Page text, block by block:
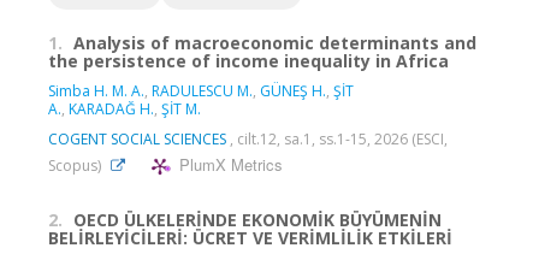
1. Analysis of macroeconomic determinants and
the persistence of income inequality in Africa
Simba H. M. A., RADULESCU M., GÜNEŞ H., ŞİT
A., KARADAĞ H., ŞİT M.
COGENT SOCIAL SCIENCES , cilt.12, sa.1, ss.1-15, 2026 (ESCI,
Scopus)
PlumX Metrics
2. OECD ÜLKELERİNDE EKONOMİK BÜYÜMENİN
BELİRLEYİCİLERİ: ÜCRET VE VERİMLİLİK ETKİLERİ